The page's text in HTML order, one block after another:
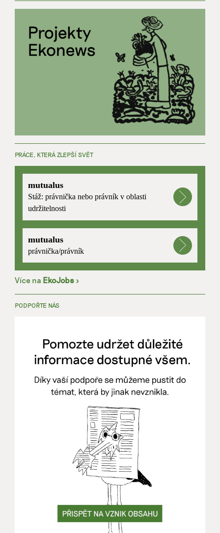
PRÁCE, KTERÁ ZLEPŠÍ SVĚT
mutualus
Stáž: právnička nebo právník v oblasti
udržitelnosti
mutualus
právnička/právník
Více na EkoJobs >
PODPOŘTE NÁS